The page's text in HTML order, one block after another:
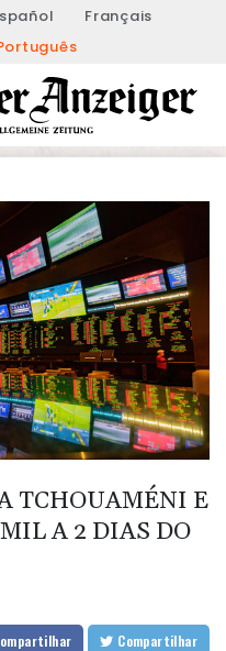
Français
TCHOUAMÉNI E
A 2 DIAS DO
Compartilhar